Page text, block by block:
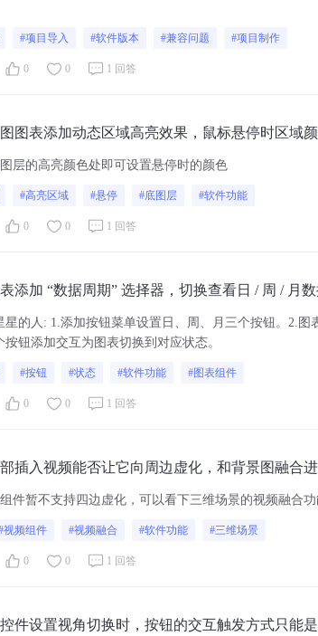
#项目导入 #软件版本 #兼容问题 #项目制作
0 0 1 回答
图表添加动态区域高亮效果，鼠标悬停时区域
层的高亮颜色处即可设置悬停时的颜色
#高亮区域 #悬停 #底图层 #软件功能
0 0 1 回答
添加 “数据周期” 选择器，切换查看日 / 周 / 月数
星的人 : 1.添加按钮菜单设置日、周、月三个按钮。2.图
按钮添加交互为图表切换到对应状态。
#按钮 #状态 #软件功能 #图表组件
0 0 1 回答
插入视频能否让它向周边虚化，和背景图融合
件暂不支持四边虚化，可以看下三维场景的视频融合
视频组件 #视频融合 #软件功能 #三维场景
0 0 1 回答
件设置视角切换时，按钮的交互触发方式只能